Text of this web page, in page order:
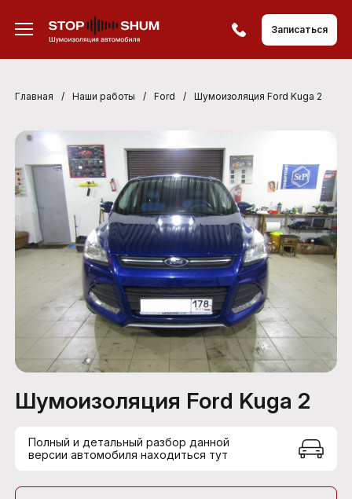
Записаться
Главная / Наши работы / Ford / Шумоизоляция Ford Kuga 2
Шумоизоляция Ford Kuga 2
Полный и детальный разбор данной
версии автомобиля находиться тут